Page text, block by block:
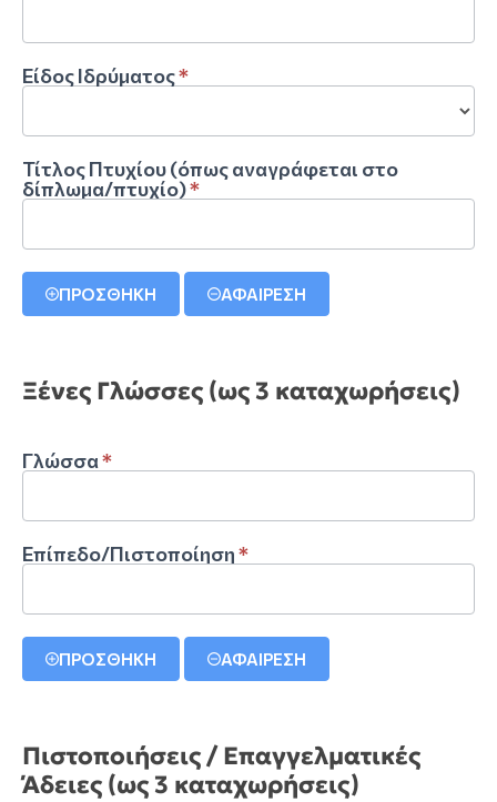
Είδος Ιδρύματος*
Ιδρύματος
Τίτλος Πτυχίου (όπως αναγράφεται στο
δίπλωμα/πτυχίο)*
ΠΡΟΣΘΗΚΗ ΑΦΑΙΡΕΣΗ
Ξένες Γλώσσες (ως 3 καταχωρήσεις)
Γλώσσα*
Επίπεδο/Πιστοποίηση*
ΠΡΟΣΘΗΚΗ ΑΦΑΙΡΕΣΗ
Πιστοποιήσεις / Επαγγελματικές
Άδειες (ως 3 καταχωρήσεις)